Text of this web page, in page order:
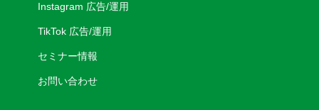
Instagram 広告/運用
TikTok 広告/運用
セミナー情報
お問い合わせ